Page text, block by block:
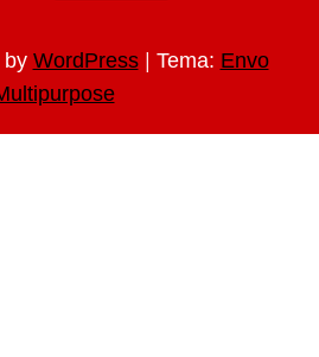
by WordPress | Tema: Envo